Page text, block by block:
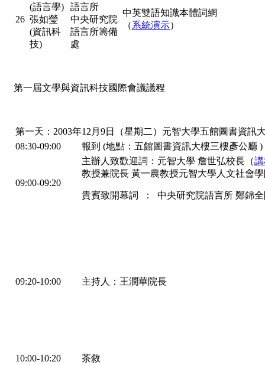
26
(語言學)
張如瑩
(資訊科
技)
語言所
中央研究院
語言所籌備
處
中英雙語知識本體詞網
（系統演示）
第一屆文學與資訊科技國際會議議程
第一天：2003年12月9日（星期二）元智大學五館圖書資訊
08:30-09:00
報到 (地點：五館圖書資訊大樓三樓彥公廳 )
09:00-09:20
主辦人致歡迎詞：元智大學 詹世弘校長（
教授兼院長 黃一農教授元智大學人文社會
貴賓致開幕詞 ： 中央研究院語言所 鄭錦
09:20-10:00 主持人：王潤華院長
10:00-10:20 茶敘